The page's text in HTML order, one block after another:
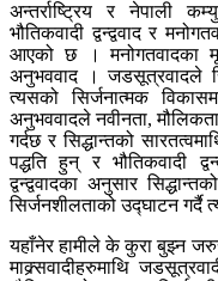
अन्तर्राष्ट्रिय र नेपाली
भौतिकवादी द्वन्द्ववाद र
आएको छ । मनोगतवादका
अनुभववाद । जडसूत्रवादले
त्यसको सिर्जनात्मक
अनुभववादले नवीनता,
गर्दछ र सिद्धान्तको
पद्धति हुन् र भौतिकवादी
द्वन्द्ववादका अनुसार
सिर्जनशीलताको उद्घाटन गर्दै
यहाँनेर हामीले के कुरा बुझ्न
माक्र्सवादीहरुमाथि